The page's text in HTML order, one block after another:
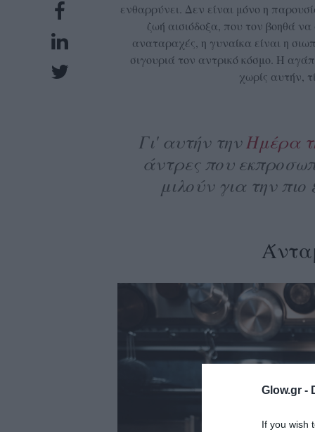
Glow.gr -
If you wish
ενθαρρύνει. Δεν είναι μόνο η
ζωή αισιόδοξα, που τον βοηθά να
αναταραχές, η γυναίκα είναι η
σιγουριά τον αντρικό κόσμο. Η
χωρίς αυτήν,
Γι' αυτήν τηνΗμέρα
άντρες που
μιλούν για την